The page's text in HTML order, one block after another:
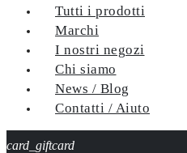
Tutti i prodotti
Marchi
I nostri negozi
Chi siamo
News / Blog
Contatti / Aiuto
card_giftcard